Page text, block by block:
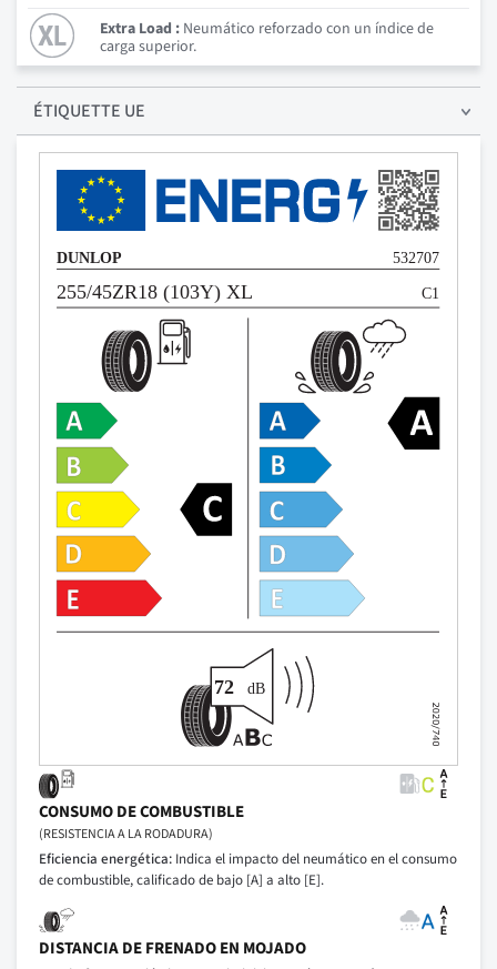
Extra Load : Neumático reforzado con un índice de
carga superior.
ÉTIQUETTE UE
CONSUMO DE COMBUSTIBLE
(RESISTENCIA A LA RODADURA)
Eficiencia energética: Indica el impacto del neumático en el consumo
de combustible, calificado de bajo [A] a alto [E].
DISTANCIA DE FRENADO EN MOJADO